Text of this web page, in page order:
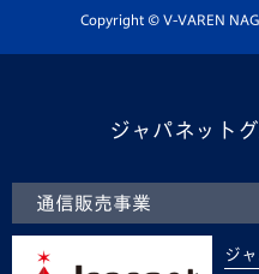
ホームタウン活動
Copyright © V-VAREN
ジャパネット
通信販売事業
ジ